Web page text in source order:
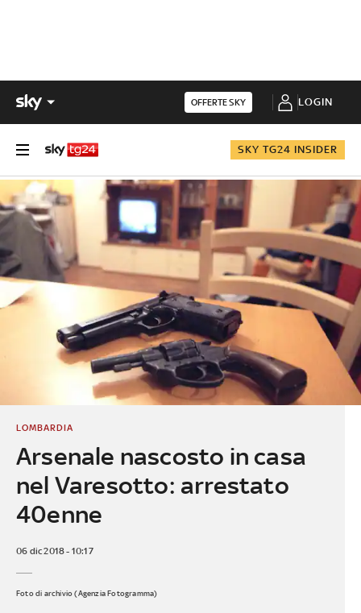
OFFERTE SKY LOGIN
SKY TG24 INSIDER
Arsenale nascosto in casa
nel Varesotto: arrestato
40enne
LOMBARDIA
06 dic 2018 - 10:17
Foto di archivio (Agenzia Fotogramma)